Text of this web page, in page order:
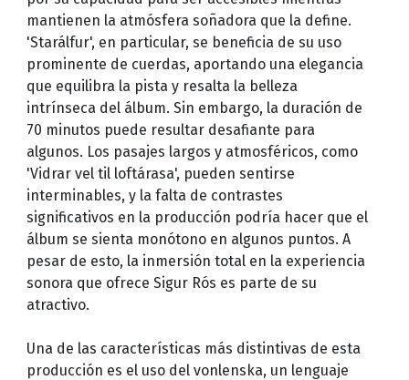
mantienen la atmósfera soñadora que la define.
'Starálfur', en particular, se beneficia de su uso
prominente de cuerdas, aportando una elegancia
que equilibra la pista y resalta la belleza
intrínseca del álbum. Sin embargo, la duración de
70 minutos puede resultar desafiante para
algunos. Los pasajes largos y atmosféricos, como
'Vidrar vel til loftárasa', pueden sentirse
interminables, y la falta de contrastes
significativos en la producción podría hacer que el
álbum se sienta monótono en algunos puntos. A
pesar de esto, la inmersión total en la experiencia
sonora que ofrece Sigur Rós es parte de su
atractivo.
Una de las características más distintivas de esta
producción es el uso del vonlenska, un lenguaje